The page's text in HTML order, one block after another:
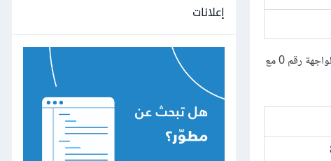
بينما يقدّم الجدول التالي مثالًا لصفٍ من جدول التمرير، والذي يحتوي على معلومات حول كيفية تمرير رزمة إلى عقدة القفزة التالية: أرسِلْ الرزمة عبر الواجهة رقم 0 مع
إعلانات